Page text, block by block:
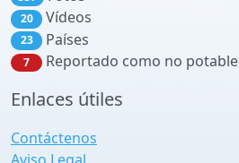
20 Vídeos
23 Países
7 Reportado como no potable
Enlaces útiles
Contáctenos